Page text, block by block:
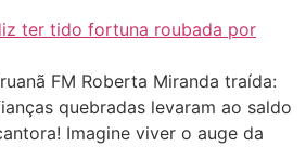
FM Roberta Miranda traída:
quebradas levaram ao saldo
Imagine viver o auge da